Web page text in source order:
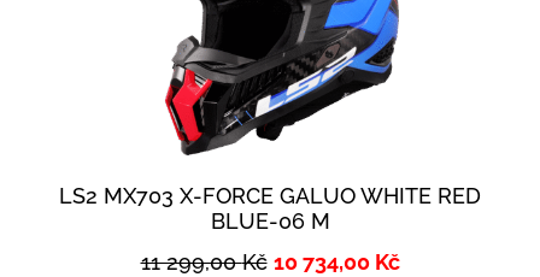
LS2 MX703 X-FORCE GALUO WHITE RED
BLUE-06 M
11 299,00Kč 10 734,00 Kč